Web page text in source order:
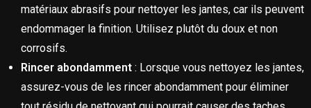
matériaux abrasifs pour nettoyer les jantes, car ils peuvent
endommager la finition. Utilisez plutôt du doux et non
corrosifs.
Rincer abondamment : Lorsque vous nettoyez les jantes,
assurez-vous de les rincer abondamment pour éliminer